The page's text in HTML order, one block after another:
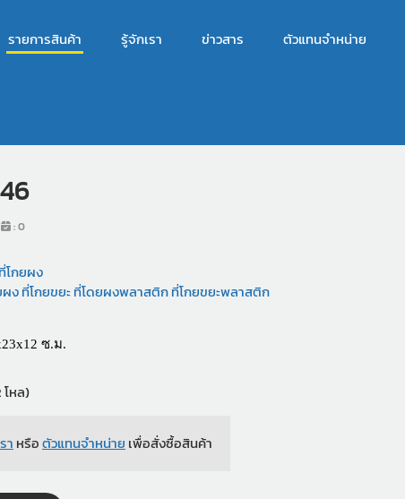
รายการสินค้า รู้จักเรา ข่าวสาร ตัวแทนจำหน่าย
:0
ที่โกยผง
ผงที่โกยขยะที่โดยผงพลาสติกที่โกยขยะพลาสติก
ซ.ม.
โหล)
า หรือตัวแทนจำหน่าย เพื่อสั่งซื้อสินค้า